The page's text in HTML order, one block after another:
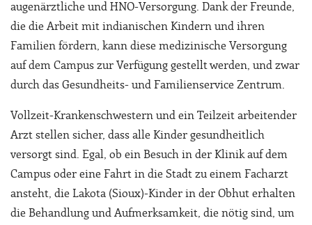
augenärztliche und HNO-Versorgung. Dank der Freunde,
die die Arbeit mit indianischen Kindern und ihren
Familien fördern, kann diese medizinische Versorgung
auf dem Campus zur Verfügung gestellt werden, und zwar
durch das Gesundheits- und Familienservice Zentrum.
Vollzeit-Krankenschwestern und ein Teilzeit arbeitender
Arzt stellen sicher, dass alle Kinder gesundheitlich
versorgt sind. Egal, ob ein Besuch in der Klinik auf dem
Campus oder eine Fahrt in die Stadt zu einem Facharzt
ansteht, die Lakota (Sioux)-Kinder in der Obhut erhalten
die Behandlung und Aufmerksamkeit, die nötig sind, um